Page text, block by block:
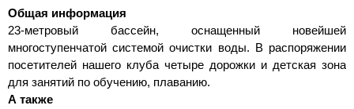
Общая информация
23-метровый бассейн, оснащенный новейшей
многоступенчатой системой очистки воды. В распоряжении
посетителей нашего клуба четыре дорожки и детская зона
для занятий по обучению, плаванию.
А также